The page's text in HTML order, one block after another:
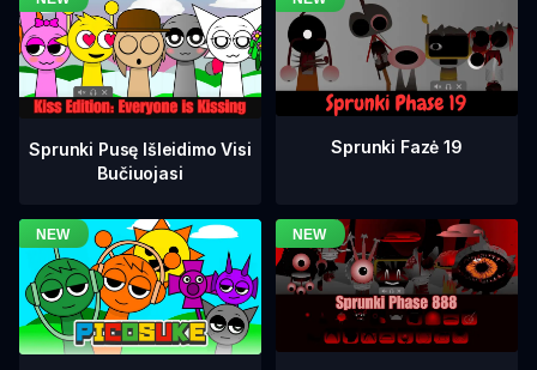
Sprunki Pusę Išleidimo Visi
Bučiuojasi
Sprunki Fazė 19